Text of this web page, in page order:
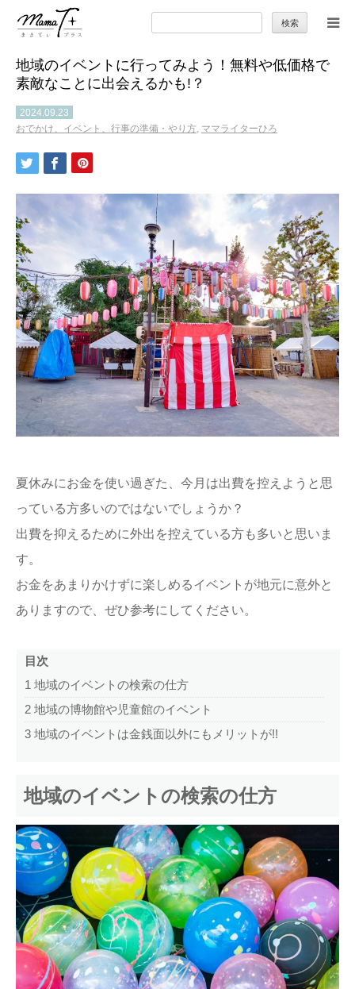
索:
地域のイベントに行ってみよう！無料や低価格で
素敵なことに出会えるかも!？
2024.09.23
おでかけ、イベント、行事の準備・やり方, ママライターひろ
夏休みにお金を使い過ぎた、今月は出費を控えようと思
っている方多いのではないでしょうか？
出費を抑えるために外出を控えている方も多いと思いま
す。
お金をあまりかけずに楽しめるイベントが地元に意外と
ありますので、ぜひ参考にしてください。
目次
1 地域のイベントの検索の仕方
2 地域の博物館や児童館のイベント
3 地域のイベントは金銭面以外にもメリットが!!
地域のイベントの検索の仕方
トップ
ママのカラダとココロ
セカンドキャリア
暮らしの小ワザ
季節の行事やお出かけ
特集
ままてぃ編集部